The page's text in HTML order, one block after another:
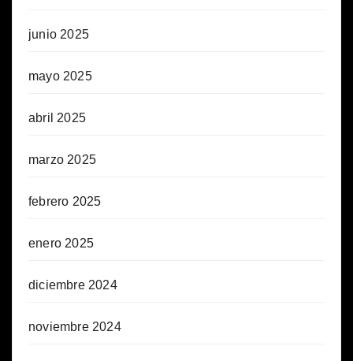
junio 2025
mayo 2025
abril 2025
marzo 2025
febrero 2025
enero 2025
diciembre 2024
noviembre 2024